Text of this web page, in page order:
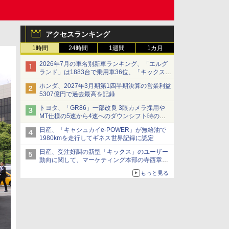
アクセスランキング
1時間 24時間 1週間 1カ月
2026年7月の車名別新車ランキング、「エルグ
ランド」は1883台で乗用車36位、「キックス」
は2591台で27位に
ホンダ、2027年3月期第1四半期決算の営業利益
5307億円で過去最高を記録
トヨタ、「GR86」一部改良 3眼カメラ採用や
MT仕様の5速から4速へのダウンシフト時の操
作性向上など
日産、「キャシュカイe-POWER」が無給油で
1980kmを走行してギネス世界記録に認定
日産、受注好調の新型「キックス」のユーザー
動向に関して、マーケティング本部の寺西章氏
もっと見る